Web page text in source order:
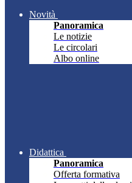
Novità
Panoramica
Le notizie
Le circolari
Albo online
Didattica
Panoramica
Offerta formativa